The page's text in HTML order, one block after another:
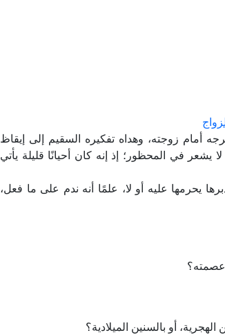
أمام زوجته، وهداه تفكيره السقيم إلى إيقاظ
يشعر في المحظور؛ إذ إنه كان أحيانًا قليلة يأتي
يحرمها عليه أو لا، علمًا أنه ندم على ما فعل،
عصمته؟
أو بالسنين الميلادية؟